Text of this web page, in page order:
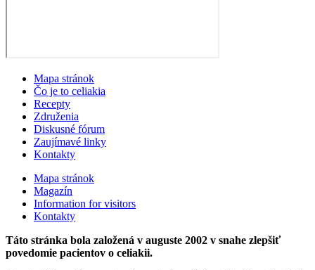
Mapa stránok
Čo je to celiakia
Recepty
Združenia
Diskusné fórum
Zaujímavé linky
Kontakty
Mapa stránok
Magazín
Information for visitors
Kontakty
Táto stránka bola založená v auguste 2002 v snahe zlepšiť
povedomie pacientov o celiakii.